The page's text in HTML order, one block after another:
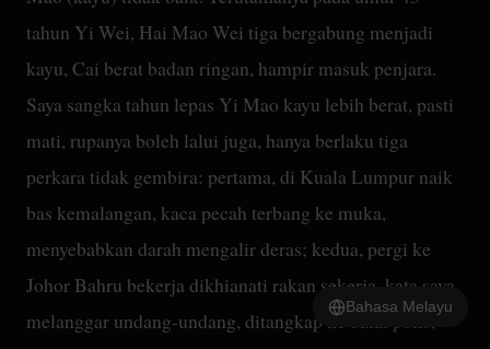
tahun Yi Wei, Hai Mao Wei tiga bergabung menjadi
kayu, Cai berat badan ringan, hampir masuk penjara.
Saya sangka tahun lepas Yi Mao kayu lebih berat, pasti
mati, rupanya boleh lalui juga, hanya berlaku tiga
perkara tidak gembira: pertama, di Kuala Lumpur naik
bas kemalangan, kaca pecah terbang ke muka,
menyebabkan darah mengalir deras; kedua, pergi ke
Johor Bahru bekerja dikhianati rakan sekerja, kata saya
melanggar undang-undang, ditangkap ke balai polis,
Bahasa Melayu